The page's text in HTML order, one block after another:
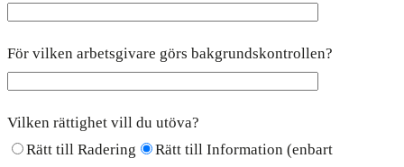
För vilken arbetsgivare görs bakgrundskontrollen?
Vilken rättighet vill du utöva?
Rätt till Radering
Rätt till Information (enbart